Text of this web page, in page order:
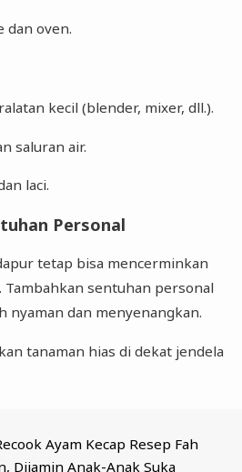
dan oven.
kecil (blender, mixer, dll.).
saluran air.
laci.
Personal
tetap bisa mencerminkan
sentuhan personal
nyaman dan menyenangkan.
tanaman hias di dekat jendela
Ayam Kecap Resep Fah
Dijamin Anak-Anak Suka